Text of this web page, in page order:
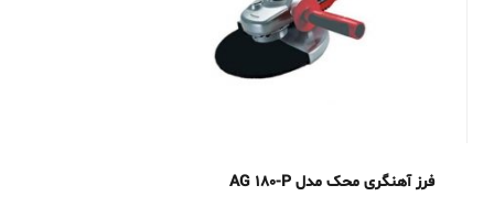
فرز آهنگری محک مدل AG 180-P